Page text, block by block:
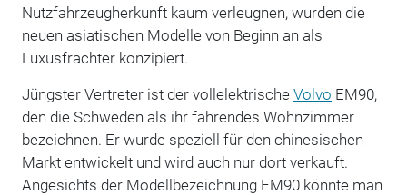
Nutzfahrzeugherkunft kaum verleugnen, wurden die
neuen asiatischen Modelle von Beginn an als
Luxusfrachter konzipiert.
Jüngster Vertreter ist der vollelektrische Volvo EM90,
den die Schweden als ihr fahrendes Wohnzimmer
bezeichnen. Er wurde speziell für den chinesischen
Markt entwickelt und wird auch nur dort verkauft.
Angesichts der Modellbezeichnung EM90 könnte man